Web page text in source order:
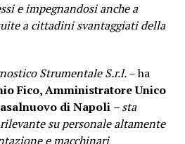
e impegnandosi anche a
a cittadini svantaggiati della
Strumentale S.r.l.– ha
Fico, Amministratore Unico
di Napoli– sta
su personale altamente
e macchinari